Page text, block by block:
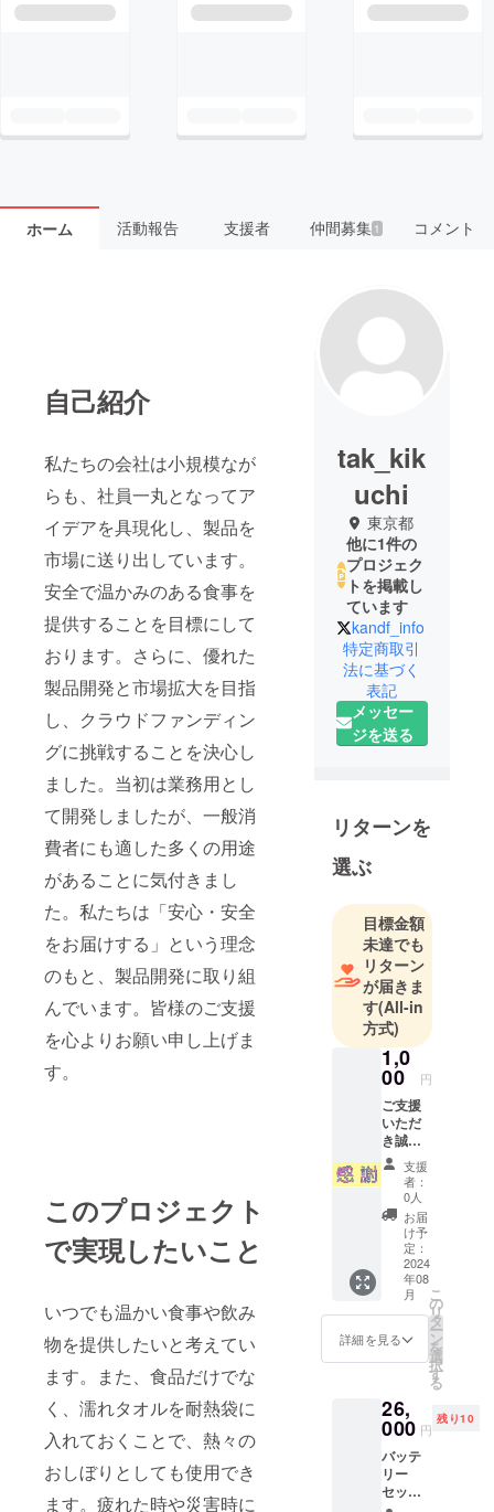
ホーム 活動報告 支援者 仲間募集 1 コメント
自己紹介
私たちの会社は小規模なが
らも、社員一丸となってア
イデアを具現化し、製品を
市場に送り出しています。
安全で温かみのある食事を
提供することを目標にして
おります。さらに、優れた
製品開発と市場拡大を目指
し、クラウドファンディン
グに挑戦することを決心し
ました。当初は業務用とし
て開発しましたが、一般消
費者にも適した多くの用途
があることに気付きまし
た。私たちは「安心・安全
をお届けする」という理念
のもと、製品開発に取り組
んでいます。皆様のご支援
を心よりお願い申し上げま
す。
このプロジェクト
で実現したいこと
いつでも温かい食事や飲み
物を提供したいと考えてい
ます。また、食品だけでな
く、濡れタオルを耐熱袋に
入れておくことで、熱々の
おしぼりとしても使用でき
ます。疲れた時や災害時に
tak_kik
uchi
東京都
他に1件の
プロジェク
トを掲載し
ています
kandf_info
特定商取引
法に基づく
表記
メッセー
ジを送る
リターンを
選ぶ
目標金額
未達でも
リターン
が届きま
す(All-in
方式)
1,0
00 円
ご支援
いただ
き誠に
ありが
とうご
ざいま
す。 弊
社より
感謝の
気持ち
をお伝
えさせ
ていた
だけれ
ばと思
いま
支援
者：
0人
お届
け予
定：
2024
年08
月
詳細を見る
こ
の
リ
タ
ー
ン
を
選
択
す
る
26,
000 円
残り10
バッテ
リー
セット